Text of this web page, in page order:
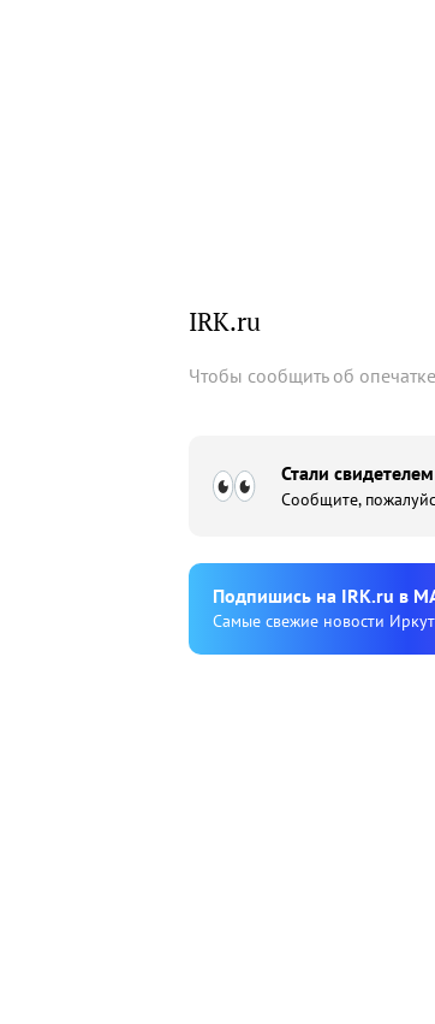
IRK.ru
Чтобы сообщить об
Стали
Сообщите,
Подпишиcь на IRK.ru в
Cамые свежие новости